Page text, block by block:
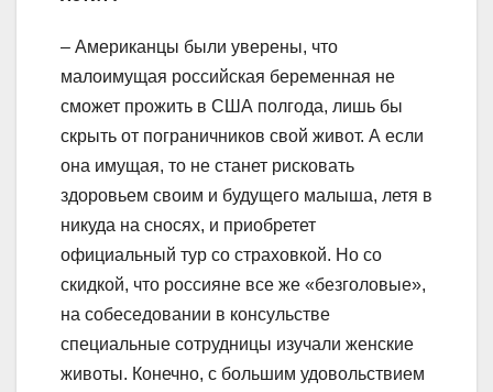
– Американцы были уверены, что
малоимущая российская беременная не
сможет прожить в США полгода, лишь бы
скрыть от пограничников свой живот. А если
она имущая, то не станет рисковать
здоровьем своим и будущего малыша, летя в
никуда на сносях, и приобретет
официальный тур со страховкой. Но со
скидкой, что россияне все же «безголовые»,
на собеседовании в консульстве
специальные сотрудницы изучали женские
животы. Конечно, с большим удовольствием